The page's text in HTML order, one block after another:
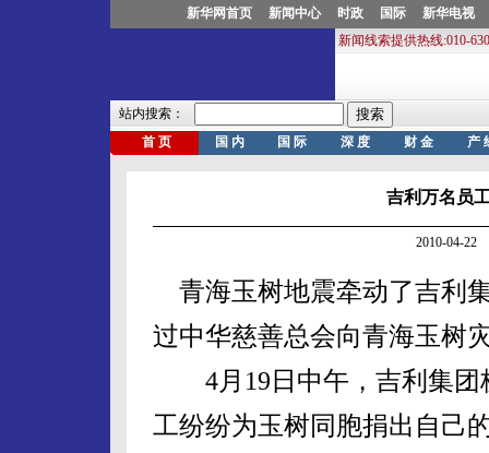
吉利万名员
2010-04-22
青海玉树地震牵动了吉利
过中华慈善总会向青海玉树
4月19日中午，吉利集团
工纷纷为玉树同胞捐出自己